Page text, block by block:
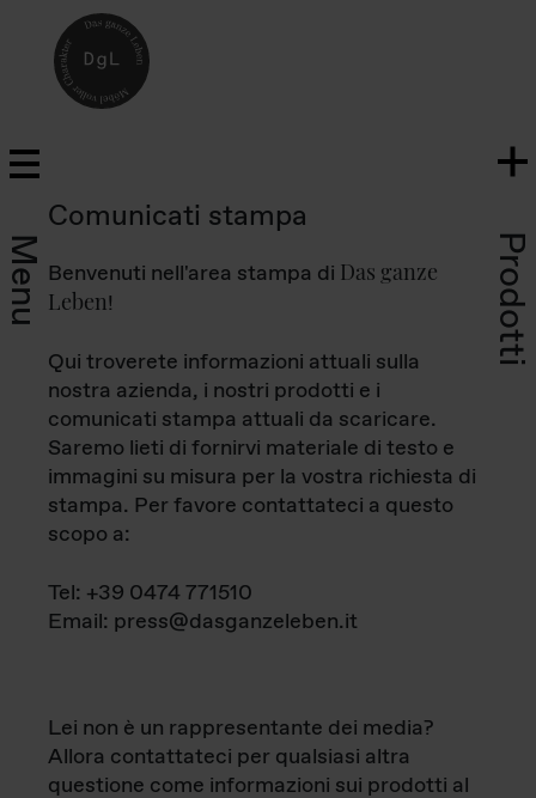
Menu Prodotti
Comunicati stampa
Benvenuti nell'area stampa di Das ganze
Leben!
Qui troverete informazioni attuali sulla
nostra azienda, i nostri prodotti e i
comunicati stampa attuali da scaricare.
Saremo lieti di fornirvi materiale di testo e
immagini su misura per la vostra richiesta di
stampa. Per favore contattateci a questo
scopo a:
Tel: +39 0474 771510
Email: press@dasganzeleben.it
Lei non è un rappresentante dei media?
Allora contattateci per qualsiasi altra
questione come informazioni sui prodotti al